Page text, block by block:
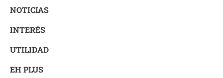
NOTICIAS
INTERÉS
UTILIDAD
EH PLUS